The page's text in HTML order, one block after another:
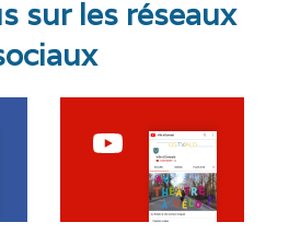
sur les réseaux